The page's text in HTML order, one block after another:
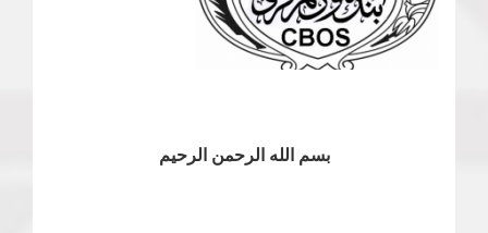
بسم الله الرحمن الرحيم